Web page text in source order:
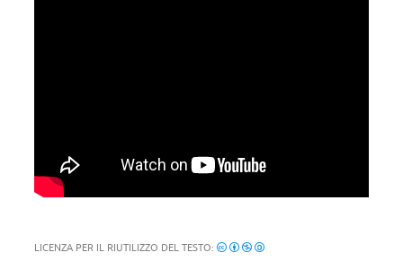
LICENZA PER IL RIUTILIZZO DEL TESTO: